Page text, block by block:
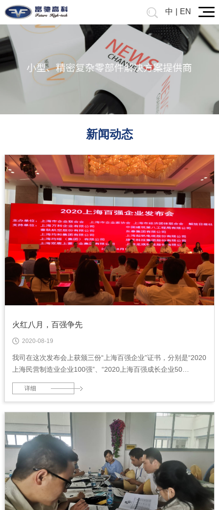
中 EN
新闻动态
火红八月，百强争先
2020-08-19
我司在这次发布会上获颁三份“上海百强企业”证书，分别是“2020
上海民营制造业企业100强”、“2020上海百强成长企业50
强”、“2020上海制造业企业100强”。
详细